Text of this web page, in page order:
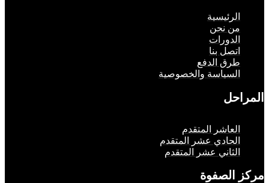
الدفع
والخصوصية
المتقدم
عشر المتقدم
عشر المتقدم